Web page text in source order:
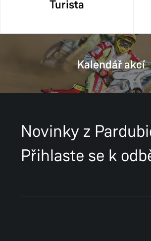
Turista
Kalendář akcí
Novinky z
Přihlaste se k